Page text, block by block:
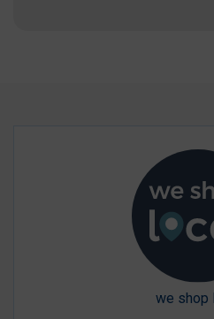
we shop